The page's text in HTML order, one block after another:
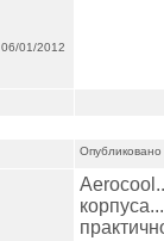
06/01/2012